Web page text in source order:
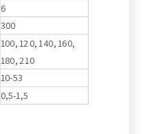
6
300
100, 120, 140, 160,
180, 210
10-53
0,5-1,5